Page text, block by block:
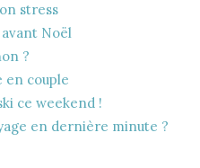
stress
Noël
?
en couple
ce weekend !
en dernière minute ?